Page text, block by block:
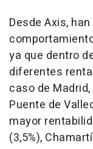
Desde Axis,
ya que dentro
diferentes
caso de Madrid,
Puente de
mayor
(3,5%),